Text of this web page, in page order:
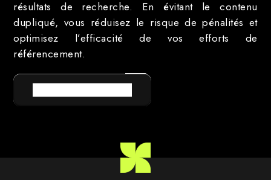
résultats de recherche. En évitant le contenu
dupliqué, vous réduisez le risque de pénalités et
optimisez l’efficacité de vos efforts de
référencement.